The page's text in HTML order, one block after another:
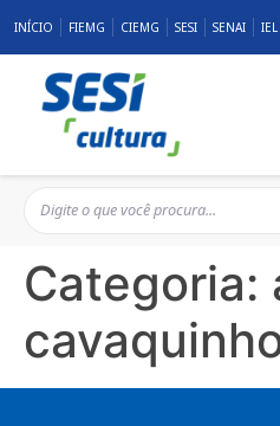
INÍCIO FIEMG CIEMG SESI SENAI IEL
Categoria: